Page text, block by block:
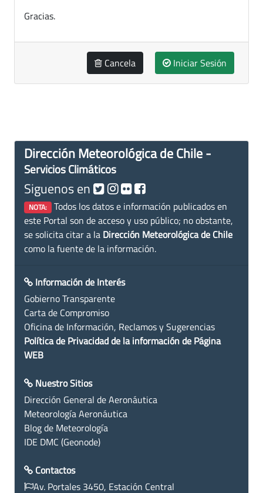
Gracias.
Cancela Iniciar Sesión
Dirección Meteorológica de Chile -
Servicios Climáticos
Siguenos en
NOTA: Todos los datos e información publicados en
este Portal son de acceso y uso público; no obstante,
se solicita citar a la Dirección Meteorológica de Chile
como la fuente de la información.
Información de Interés
Gobierno Transparente
Carta de Compromiso
Oficina de Información, Reclamos y Sugerencias
Política de Privacidad de la información de Página
WEB
Nuestro Sitios
Dirección General de Aeronáutica
Meteorología Aeronáutica
Blog de Meteorología
IDE DMC (Geonode)
Contactos
Av. Portales 3450, Estación Central